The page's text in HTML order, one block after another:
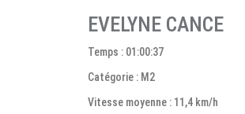
EVELYNE CANCE
Temps : 01:00:37
Catégorie : M2
Vitesse moyenne : 11,4 km/h